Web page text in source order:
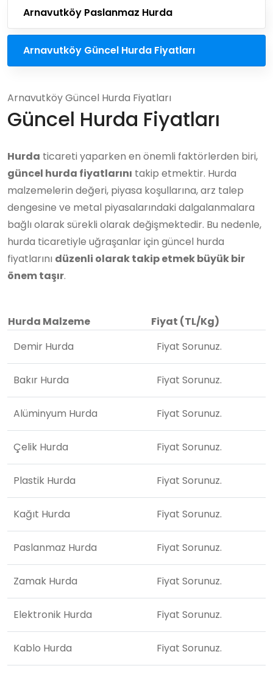
Arnavutköy Paslanmaz Hurda
Arnavutköy Güncel Hurda Fiyatları
Arnavutköy Güncel Hurda Fiyatları
Güncel Hurda Fiyatları
Hurda ticareti yaparken en önemli faktörlerden biri,
güncel hurda fiyatlarını takip etmektir. Hurda
malzemelerin değeri, piyasa koşullarına, arz talep
dengesine ve metal piyasalarındaki dalgalanmalara
bağlı olarak sürekli olarak değişmektedir. Bu nedenle,
hurda ticaretiyle uğraşanlar için güncel hurda
fiyatlarını düzenli olarak takip etmek büyük bir
önem taşır.
Hurda Malzeme
Fiyat (TL/Kg)
Demir Hurda
Fiyat Sorunuz.
Bakır Hurda Fiyat Sorunuz.
Alüminyum Hurda Fiyat Sorunuz.
Çelik Hurda Fiyat Sorunuz.
Plastik Hurda Fiyat Sorunuz.
Kağıt Hurda Fiyat Sorunuz.
Paslanmaz Hurda Fiyat Sorunuz.
Zamak Hurda Fiyat Sorunuz.
Elektronik Hurda Fiyat Sorunuz.
Kablo Hurda Fiyat Sorunuz.